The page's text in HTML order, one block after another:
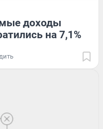
доходы
на 7,1%